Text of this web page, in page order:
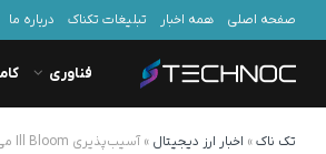
صفحه اصلی همه اخبار تبلیغات تکناک درباره ما
فناوری
تک ناک» اخبار ارز دیجیتال » آسیب‌پذیری Ill Bloom می‌تواند کیف پول‌های رمزارزی بیشتری را خالی کند